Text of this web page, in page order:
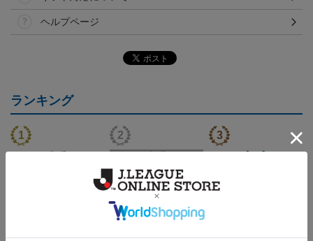
ヘルプページ
ランキング